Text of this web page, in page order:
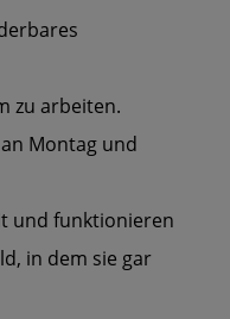
zu arbeiten.
Montag und
und funktionieren
in dem sie gar